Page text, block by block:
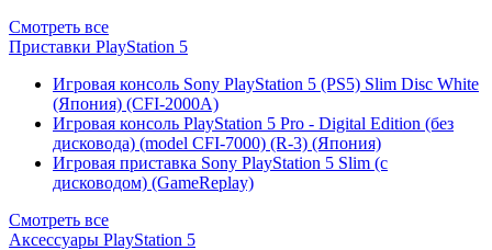
Смотреть все
Приставки PlayStation 5
Игровая консоль Sony PlayStation 5 (PS5) Slim Disc White
(Япония) (CFI-2000A)
Игровая консоль PlayStation 5 Pro - Digital Edition (без
дисковода) (model CFI-7000) (R-3) (Япония)
Игровая приставка Sony PlayStation 5 Slim (с
дисководом) (GameReplay)
Смотреть все
Аксессуары PlayStation 5